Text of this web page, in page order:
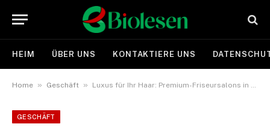
HEIM ÜBER UNS KONTAKTIERE UNS
Home » Geschäft » Luxus für Ihr Haar: Premium-Friseursalons in Frankfurt
GESCHÄFT